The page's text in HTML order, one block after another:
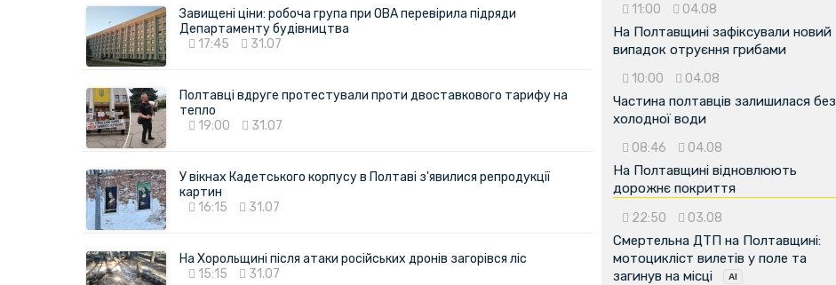
Завищені ціни: робоча група при ОВА перевірила підряди
Департаменту будівництва
17:45
31.07
Полтавці вдруге протестували проти двоставкового тарифу на
тепло
19:00
31.07
У вікнах Кадетського корпусу в Полтаві з'явилися репродукції
картин
16:15
31.07
На Хорольщині після атаки російських дронів загорівся ліс
15:15
31.07
11:00 04.08
На Полтавщині зафіксували новий
випадок отруєння грибами
10:00 04.08
Частина полтавців залишилася без
холодної води
08:46 04.08
На Полтавщині відновлюють
дорожнє покриття
22:50 03.08
Смертельна ДТП на Полтавщині:
мотоцикліст вилетів у поле та
загинув на місці